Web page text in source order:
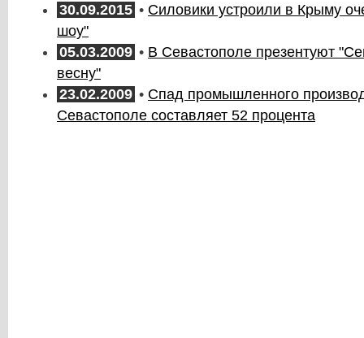
30.09.2015 • Силовики устроили в Крыму
шоу"
05.03.2009 • В Севастополе презентуют
весну"
23.02.2009 • Спад промышленного
Севастополе составляет 52 процента